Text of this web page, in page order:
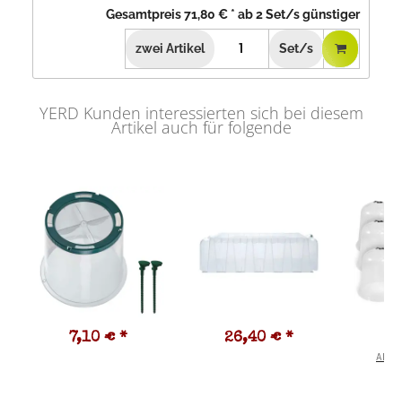
Gesamtpreis71,80 € * ab2Set/s günstiger
zwei Artikel Set/s
YERD Kunden interessierten sich bei diesem
Artikel auch für folgende
7,10 € * 26,40 € *
Alter